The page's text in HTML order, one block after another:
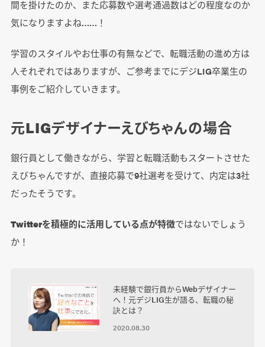
間を掛けたのか、また応募数や選考通過数はどの程度なのか
気になりますよね……！
学習のスタイルやお仕事の有無などで、転職活動の進め方は
人それぞれではありますが、ご参考までにデジLIG卒業生の
事例をご紹介していきます。
元LIGデザイナーえびちゃんの場合
銀行員として働きながら、学習と転職活動もスタートさせた
えびちゃんですが、直接応募で9社選考を受けて、内定は3社
だったそうです。
Twitterを積極的に活用している点が特徴ではないでしょう
か！
未経験で銀行員からWebデザイナー
へ！元デジLIG生が語る、転職の秘
訣とは？
2020.08.30